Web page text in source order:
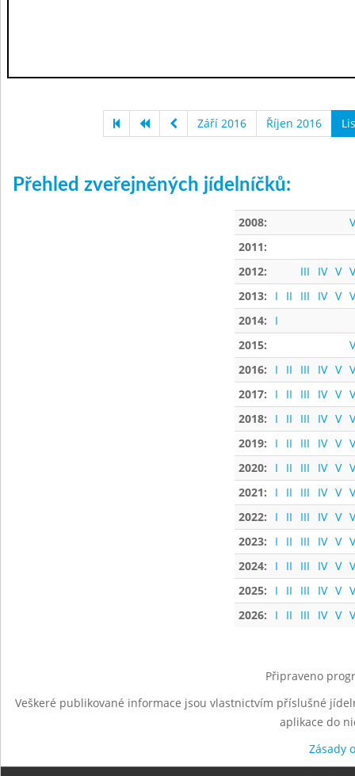
Září 2016 Říjen 2016
Přehled zveřejněných jídelníčků:
2008:
2011:
2012:
III IV V
2013:
I II III IV V
2014:
I
2015:
2016:
I II III IV V
2017:
I II III IV V
2018:
I II III IV V
2019:
I II III IV V
2020:
I II III IV V
2021:
I II III IV V
2022:
I II III IV V
2023:
I II III IV V
2024:
I II III IV V
2025:
I II III IV V
2026:
I II III IV V
Připraveno
Veškeré publikované informace jsou vlastnictvím příslušné
aplikace do
Zásady